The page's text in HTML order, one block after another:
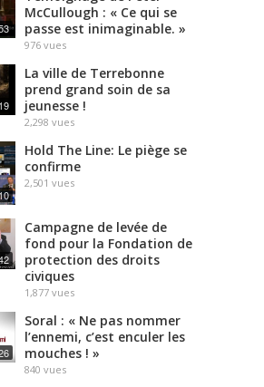
McCullough : « Ce qui se
passe est inimaginable. »
976 vues
La ville de Terrebonne
prend grand soin de sa
jeunesse !
2,298 vues
Hold The Line: Le piège se
confirme
2,501 vues
Campagne de levée de
fond pour la Fondation de
protection des droits
civiques
1,877 vues
Soral : « Ne pas nommer
l’ennemi, c’est enculer les
mouches ! »
840 vues